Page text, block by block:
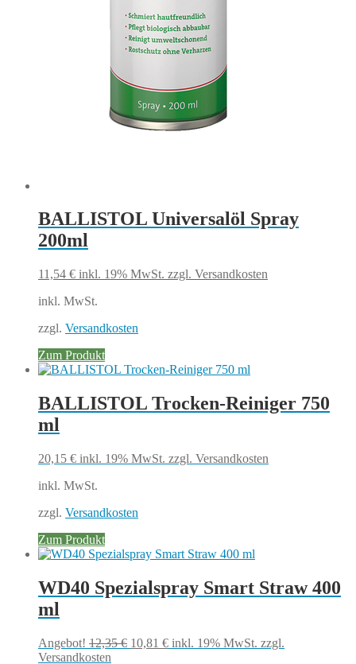
BALLISTOL Universalöl Spray
200ml
11,54 € inkl. 19% MwSt. zzgl. Versandkosten
inkl. MwSt.
zzgl. Versandkosten
Zum Produkt
BALLISTOL Trocken-Reiniger 750
ml
20,15 € inkl. 19% MwSt. zzgl. Versandkosten
inkl. MwSt.
zzgl. Versandkosten
Zum Produkt
WD40 Spezialspray Smart Straw 400
ml
Angebot! 12,35€ Ursprünglicher
10,81 €Aktueller
inkl. 19% MwSt. zzgl.
Versandkosten